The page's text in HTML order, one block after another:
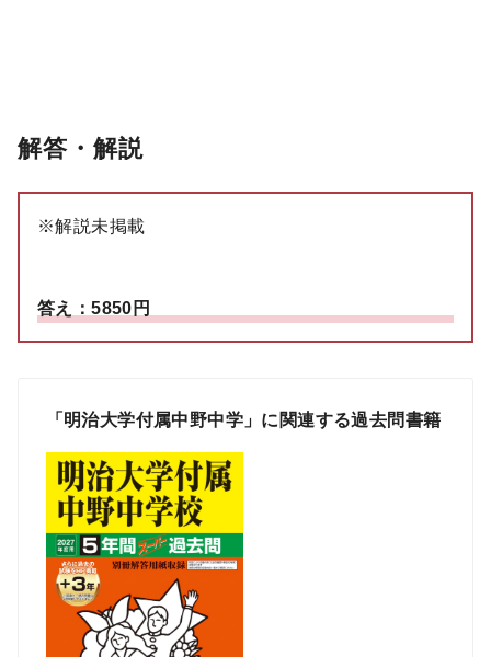
解答・解説
※解説未掲載
答え：5850円
「明治大学付属中野中学」に関連する過去問書籍